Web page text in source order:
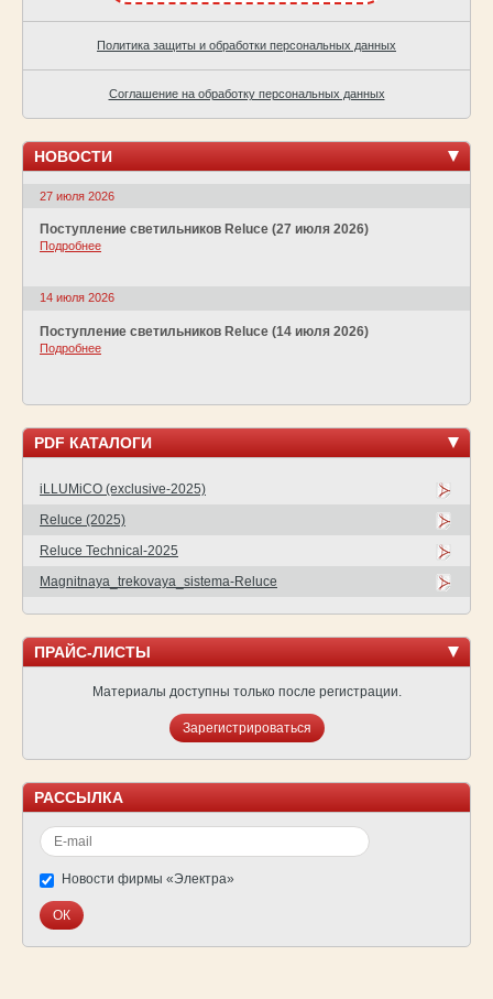
Политика защиты и обработки персональных данных
Соглашение на обработку персональных данных
НОВОСТИ
27 июля 2026
Поступление светильников Reluce (27 июля 2026)
Подробнее
14 июля 2026
Поступление светильников Reluce (14 июля 2026)
Подробнее
PDF КАТАЛОГИ
iLLUMiCO (exclusive-2025)
Reluce (2025)
Reluce Technical-2025
Magnitnaya_trekovaya_sistema-Reluce
ПРАЙС-ЛИСТЫ
Материалы доступны только после регистрации.
Зарегистрироваться
РАССЫЛКА
Новости фирмы «Электра»